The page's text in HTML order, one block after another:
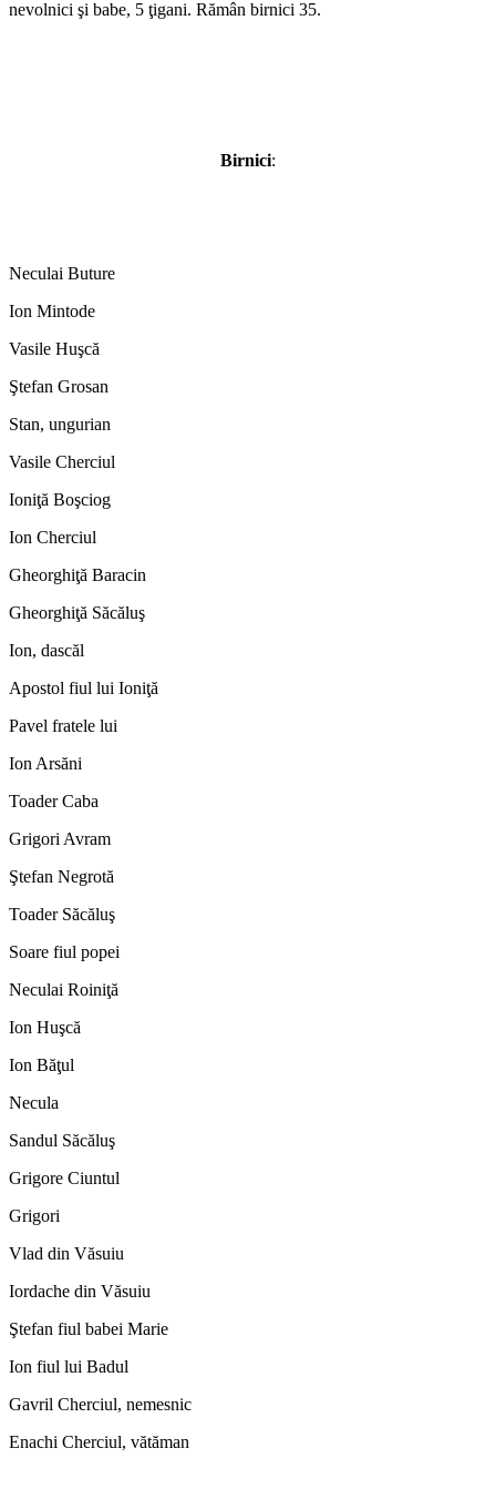
nevolnici şi babe, 5 ţigani. Rămân birnici 35.
Birnici:
Neculai Buture
Ion Mintode
Vasile Huşcă
Ştefan Grosan
Stan, ungurian
Vasile Cherciul
Ioniţă Boşciog
Ion Cherciul
Gheorghiţă Baracin
Gheorghiţă Săcăluş
Ion, dascăl
Apostol fiul lui Ioniţă
Pavel fratele lui
Ion Arsăni
Toader Caba
Grigori Avram
Ştefan Negrotă
Toader Săcăluş
Soare fiul popei
Neculai Roiniţă
Ion Huşcă
Ion Băţul
Necula
Sandul Săcăluş
Grigore Ciuntul
Grigori
Vlad din Văsuiu
Iordache din Văsuiu
Ştefan fiul babei Marie
Ion fiul lui Badul
Gavril Cherciul, nemesnic
Enachi Cherciul, vătăman